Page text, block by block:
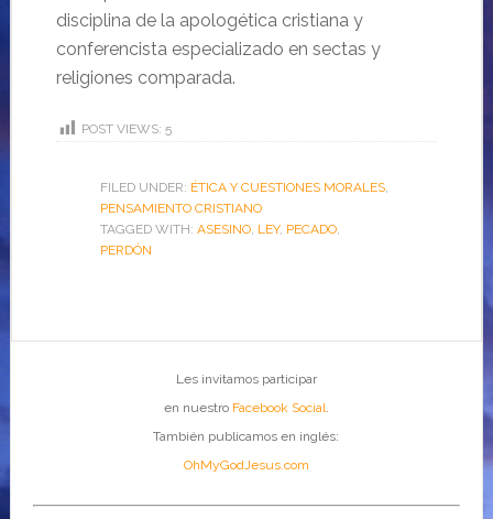
disciplina de la apologética cristiana y
conferencista especializado en sectas y
religiones comparada.
POST VIEWS: 5
FILED UNDER: ÉTICA Y CUESTIONES MORALES,
PENSAMIENTO CRISTIANO
TAGGED WITH: ASESINO, LEY, PECADO,
PERDÓN
Les invitamos participar
en nuestro Facebook Social.
También publicamos en inglés:
OhMyGodJesus.com